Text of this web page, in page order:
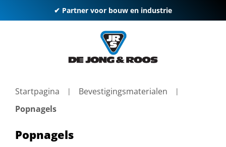
✔ Partner voor bouw en industrie
Startpagina
Bevestigingsmaterialen
Popnagels
Popnagels